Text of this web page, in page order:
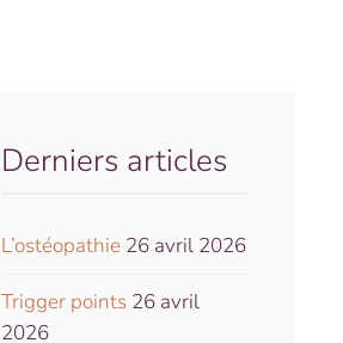
Derniers articles
L’ostéopathie 26 avril 2026
Trigger points 26 avril
2026